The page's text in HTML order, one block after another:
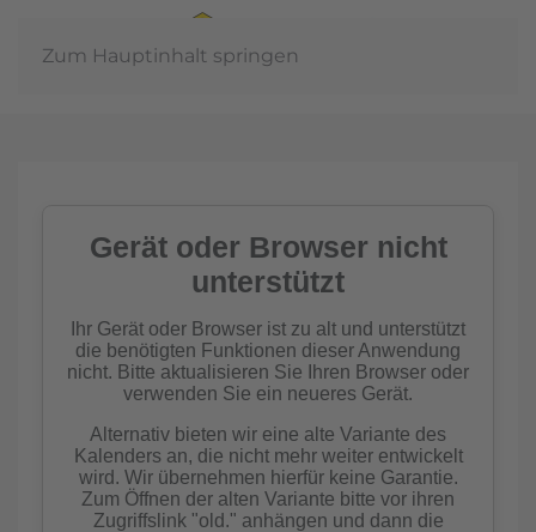
Zum Hauptinhalt springen